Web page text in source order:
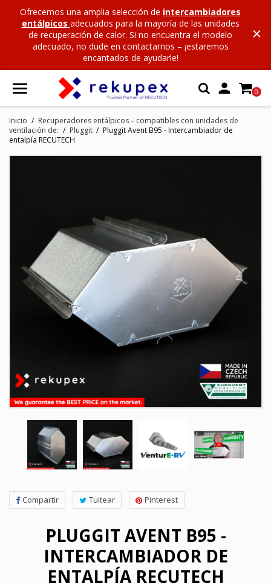
Ofrecemos una amplia selección de intercambiadores
entálpicos adecuados para la mayoría de las unidades
de recuperación de calor. Si no encuentra el modelo
adecuado, no dude en contactarnos – ¡estaremos
encantados de ayudarle!
 0
Inicio
Recuperadores entálpicos – compatibles con unidades de
ventilación de:
Pluggit
Pluggit Avent B95 - Intercambiador de
entalpía RECUTECH
Compartir Tuitear Pinterest
PLUGGIT AVENT B95 -
INTERCAMBIADOR DE
ENTALPÍA RECUTECH